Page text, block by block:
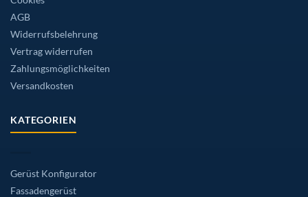
AGB
Widerrufsbelehrung
Vertrag widerrufen
Zahlungsmöglichkeiten
Versandkosten
KATEGORIEN
Gerüst Konfigurator
Fassadengerüst